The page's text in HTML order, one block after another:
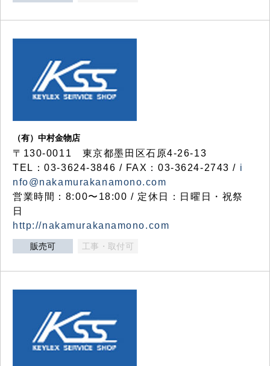
（有）中村金物店
〒130-0011 東京都墨田区石原4-26-13
TEL：03-3624-3846 / FAX：03-3624-2743 / i
nfo@nakamurakanamono.com
営業時間：8:00〜18:00 / 定休日：日曜日・祝祭
日
http://nakamurakanamono.com
販売可 工事・取付可